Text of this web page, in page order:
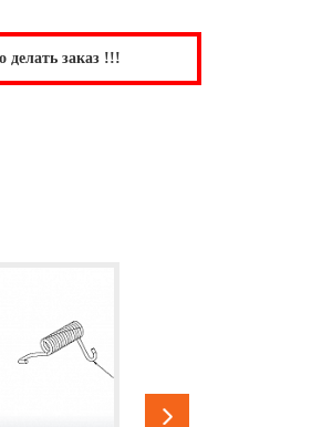
делать заказ !!!